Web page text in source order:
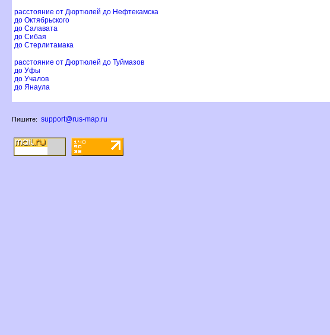
расстояние от Дюртюлей до Нефтекамска
до Октябрьского
до Салавата
до Сибая
до Стерлитамака
расстояние от Дюртюлей до Туймазов
до Уфы
до Учалов
до Янаула
Пишите: support@rus-map.ru